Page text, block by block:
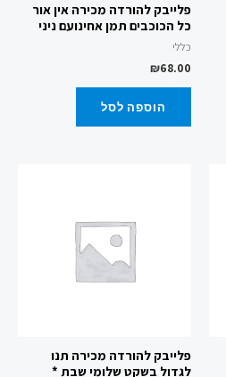
פלייבק להורדה מכירה אין אור
כל הכוכבים תמן אחינועם ניני
כללי
₪68.00
הוספה לסל
פלייבק להורדה מכירה תנו
לגדול בשקט שלומי שבת *